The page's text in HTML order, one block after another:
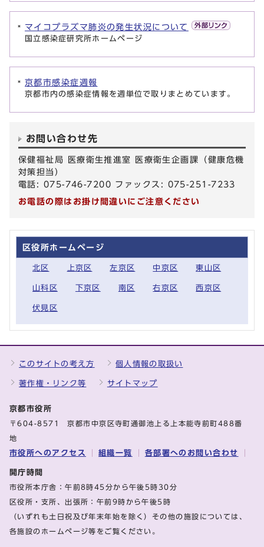
マイコプラズマ肺炎の発生状況について
国立感染症研究所ホームページ
京都市感染症週報
京都市内の感染症情報を週単位で取りまとめています。
お問い合わせ先
保健福祉局 医療衛生推進室 医療衛生企画課（健康危機
対策担当）
電話: 075-746-7200 ファックス: 075-251-7233
お電話の際はお掛け間違いにご注意ください
区役所ホームページ
北区 上京区 左京区 中京区 東山区
山科区 下京区 南区 右京区 西京区
伏見区
このサイトの考え方 個人情報の取扱い
著作権・リンク等 サイトマップ
京都市役所
〒604-8571 京都市中京区寺町通御池上る上本能寺前町488番
地
市役所へのアクセス 組織一覧 各部署へのお問い合わせ
開庁時間
市役所本庁舎：午前8時45分から午後5時30分
区役所・支所、出張所：午前9時から午後5時
（いずれも土日祝及び年末年始を除く）その他の施設については、
各施設のホームページ等をご覧ください。